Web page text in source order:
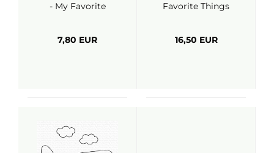
- My Favorite
7,80 EUR
Favorite Things
16,50 EUR